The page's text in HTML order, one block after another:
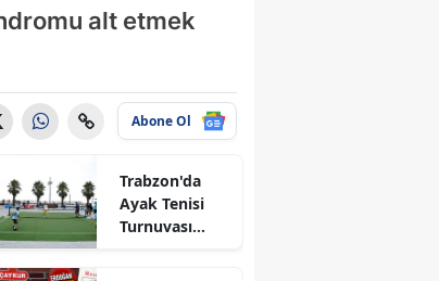
alt etmek
Abone Ol
Trabzon'da
Ayak Tenisi
Turnuvası